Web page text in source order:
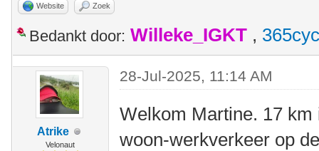
Website Zoek
Bedankt door: Willeke_IGKT ,
Atrike
Velonaut
28-Jul-2025, 11:14 AM
Welkom Martine. 17
woon-werkverkeer op